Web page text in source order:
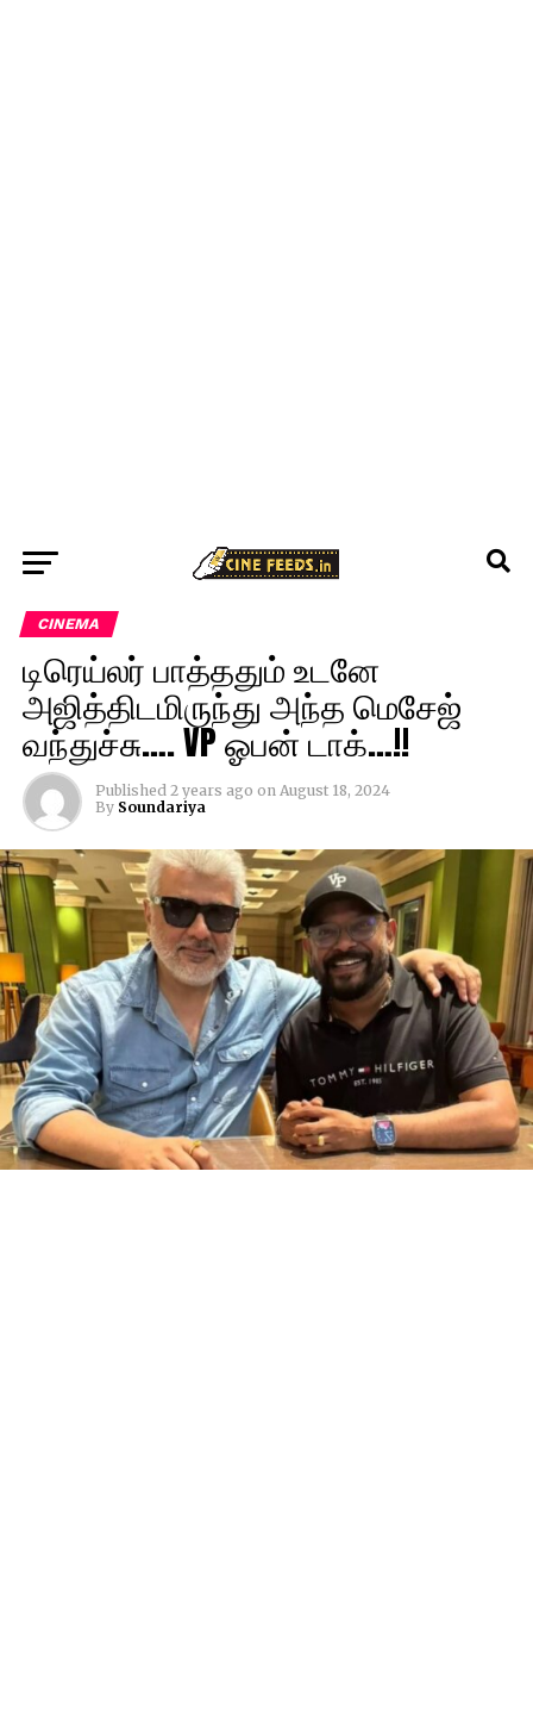
CINEMA
டிரெய்லர் பாத்ததும் உடனே
அஜித்திடமிருந்து அந்த மெசேஜ்
வந்துச்சு…. VP ஓபன் டாக்…!!
Published 2 years ago on August 18, 2024
By Soundariya